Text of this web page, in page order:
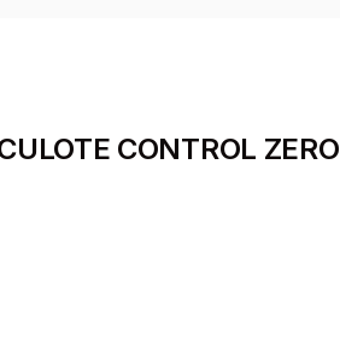
CONTROL ZERO